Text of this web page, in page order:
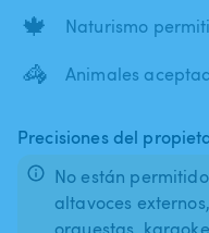
🍁 Naturismo
🦓 Animales
Precisiones del
No están
altavoces